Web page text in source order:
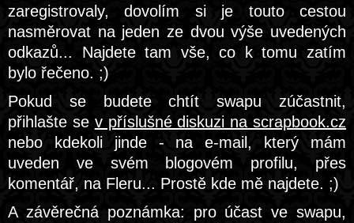
zaregistrovaly, dovolím si je touto cestou
nasměrovat na jeden ze dvou výše uvedených
odkazů... Najdete tam vše, co k tomu zatím
bylo řečeno. ;)
Pokud se budete chtít swapu zúčastnit,
přihlašte se v příslušné diskuzi na scrapbook.cz
nebo kdekoli jinde - na e-mail, který mám
uveden ve svém blogovém profilu, přes
komentář, na Fleru... Prostě kde mě najdete. ;)
A závěrečná poznámka: pro účast ve swapu,